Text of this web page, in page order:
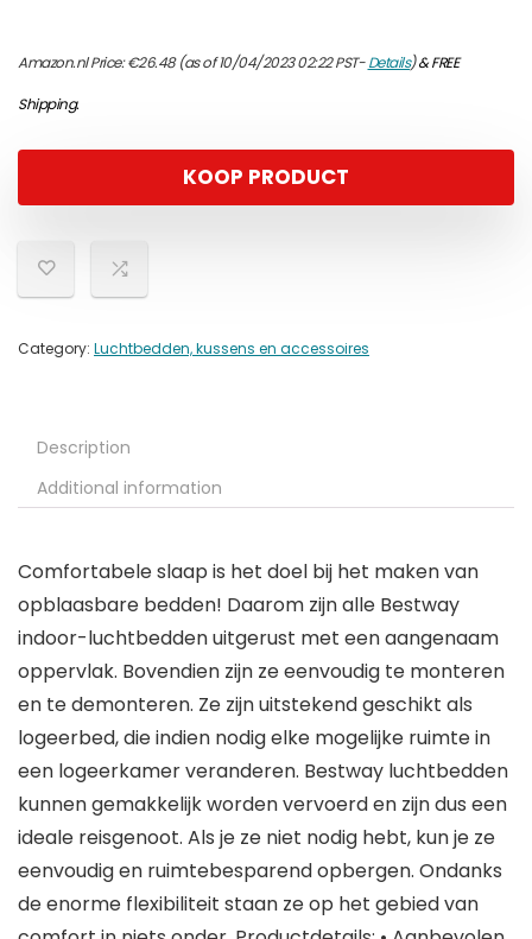
Amazon.nl Price:€26.48(as of 10/04/2023 02:22 PST-Details)&FREE
Shipping.
KOOP PRODUCT
Category: Luchtbedden, kussens en accessoires
Description
Additional information
Comfortabele slaap is het doel bij het maken van
opblaasbare bedden! Daarom zijn alle Bestway
indoor-luchtbedden uitgerust met een aangenaam
oppervlak. Bovendien zijn ze eenvoudig te monteren
en te demonteren. Ze zijn uitstekend geschikt als
logeerbed, die indien nodig elke mogelijke ruimte in
een logeerkamer veranderen. Bestway luchtbedden
kunnen gemakkelijk worden vervoerd en zijn dus een
ideale reisgenoot. Als je ze niet nodig hebt, kun je ze
eenvoudig en ruimtebesparend opbergen. Ondanks
de enorme flexibiliteit staan ze op het gebied van